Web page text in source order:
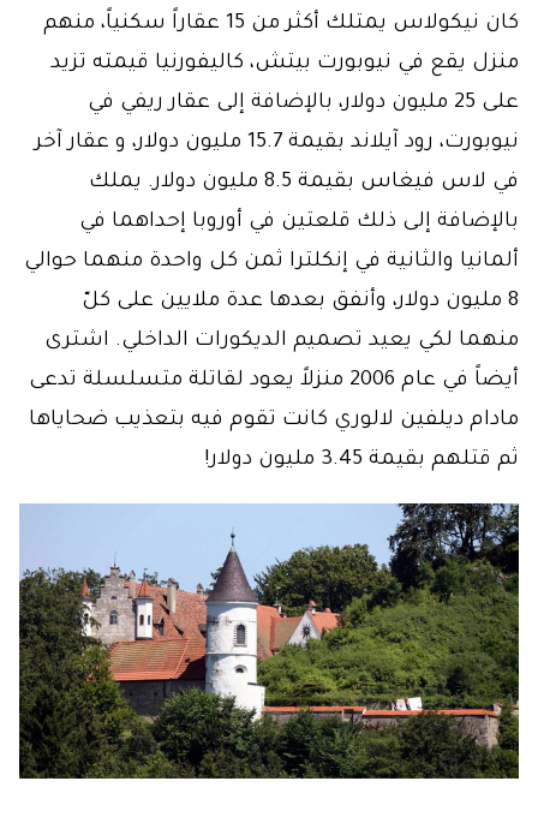
كان نيكولاس يمتلك أكثر من 15 عقاراً سكنياً، منهم
منزل يقع في نيوبورت بيتش، كاليفورنيا قيمته تزيد
على 25 مليون دولار، بالإضافة إلى عقار ريفي في
نيوبورت، رود آيلاند بقيمة 15.7 مليون دولار، و عقار آخر
في لاس فيغاس بقيمة 8.5 مليون دولار. يملك
بالإضافة إلى ذلك قلعتين في أوروبا إحداهما في
ألمانيا والثانية في إنكلترا ثمن كل واحدة منهما حوالي
8 مليون دولار، وأنفق بعدها عدة ملايين على كلّ
منهما لكي يعيد تصميم الديكورات الداخلي. اشترى
أيضاً في عام 2006 منزلاً يعود لقاتلة متسلسلة تدعى
مادام ديلفين لالوري كانت تقوم فيه بتعذيب ضحاياها
ثم قتلهم بقيمة 3.45 مليون دولار!